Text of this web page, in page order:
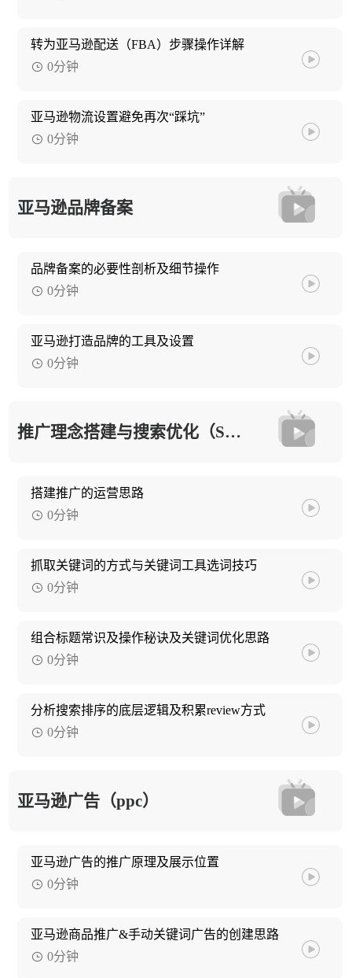
转为亚马逊配送（FBA）步骤操作详解
0分钟
亚马逊物流设置避免再次“踩坑”
0分钟
亚马逊品牌备案
品牌备案的必要性剖析及细节操作
0分钟
亚马逊打造品牌的工具及设置
0分钟
推广理念搭建与搜索优化（SEO）
搭建推广的运营思路
0分钟
抓取关键词的方式与关键词工具选词技巧
0分钟
组合标题常识及操作秘诀及关键词优化思路
0分钟
分析搜索排序的底层逻辑及积累review方式
0分钟
亚马逊广告（ppc）
亚马逊广告的推广原理及展示位置
0分钟
亚马逊商品推广&手动关键词广告的创建思路
0分钟